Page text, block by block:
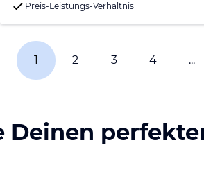
Preis-Leistungs-Verhältnis
1 2 3 4 ...
Deinen